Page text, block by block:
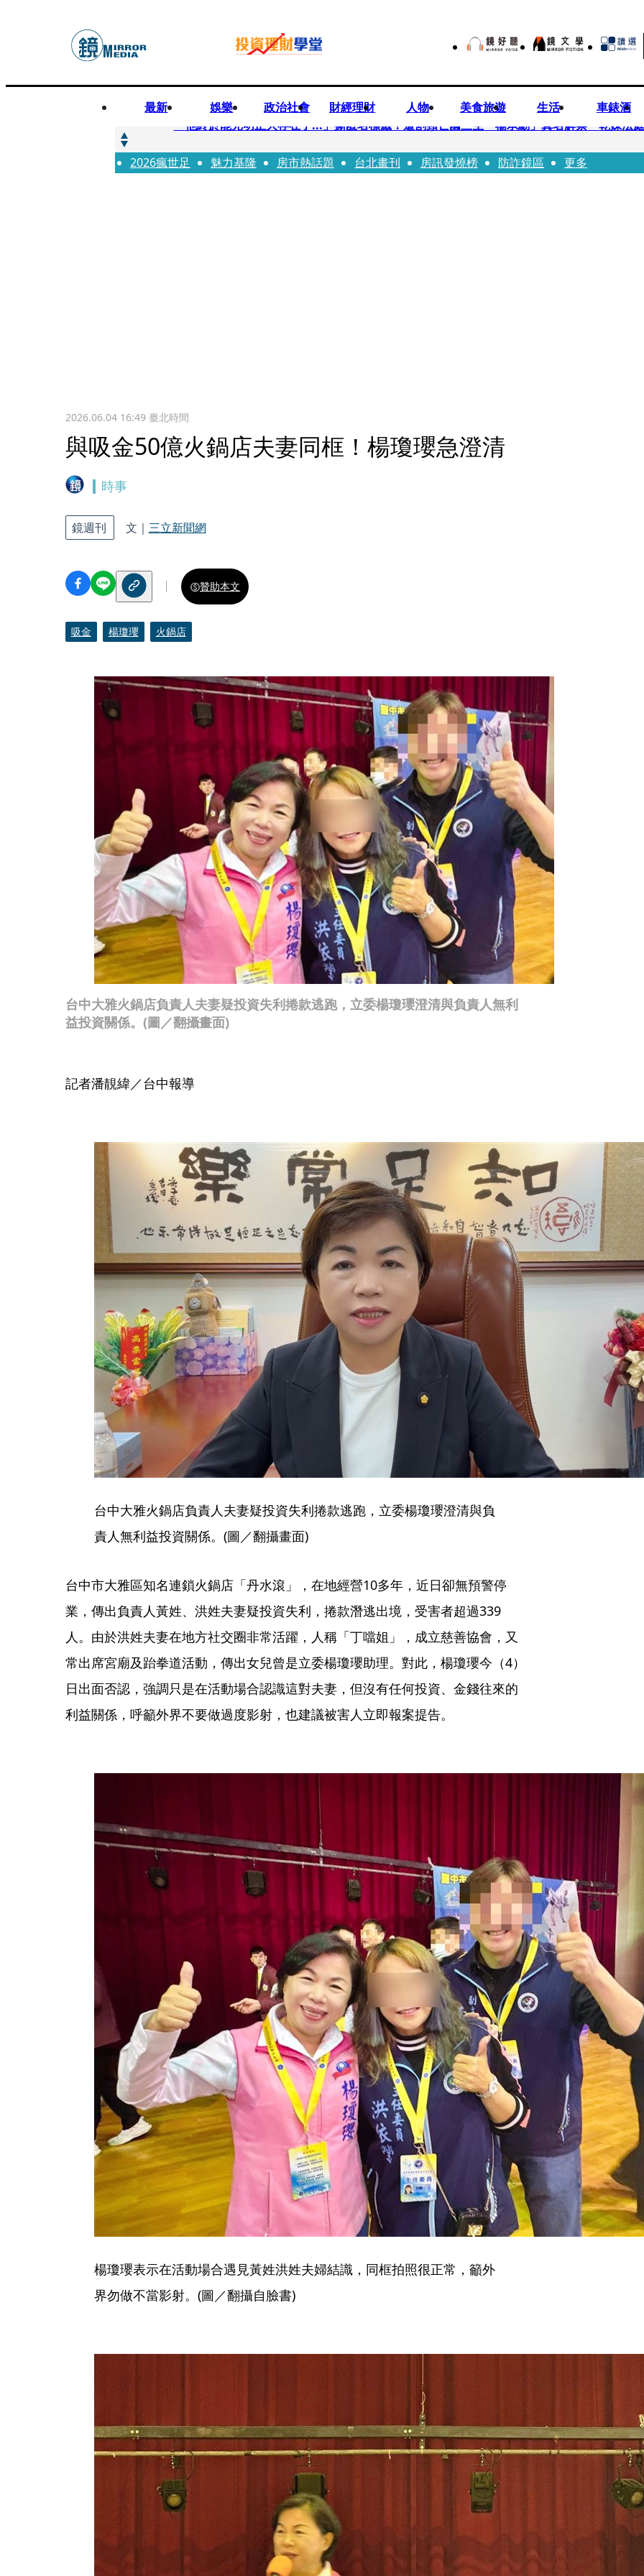
最新 娛樂 政治社會 財經理財 人物 美食旅遊 生活 車錶酒
快訊
「他終於能光明正大存在了...」撕匿名標籤！遭割頸亡國三生「楊承勳」真名解禁 乾妹法
快訊
12歲女兒天天幫化妝 孫儷有個專屬化妝師還讚媽媽底子好
2026瘋世足 魅力基隆 房市熱話題 台北畫刊 房訊發燒榜 防詐鏡區 更多
2026.06.04 16:49臺北時間
與吸金50億火鍋店夫妻同框！楊瓊瓔急澄清
時事
台中大雅火鍋店負責人夫妻疑投資失利捲款逃跑，立委楊瓊瓔澄清與負責人無利
益投資關係。(圖／翻攝畫面)
鏡週刊 文｜ 三立新聞網
贊助本文
吸金 楊瓊瓔 火鍋店
記者潘靚緯／台中報導
台中大雅火鍋店負責人夫妻疑投資失利捲款逃跑，立委楊瓊瓔澄清與負
責人無利益投資關係。(圖／翻攝畫面)
台中市大雅區知名連鎖火鍋店「丹水滾」，在地經營10多年，近日卻無預警停
業，傳出負責人黃姓、洪姓夫妻疑投資失利，捲款潛逃出境，受害者超過339
人。由於洪姓夫妻在地方社交圈非常活躍，人稱「丁噹姐」，成立慈善協會，又
常出席宮廟及跆拳道活動，傳出女兒曾是立委楊瓊瓔助理。對此，楊瓊瓔今（4）
日出面否認，強調只是在活動場合認識這對夫妻，但沒有任何投資、金錢往來的
利益關係，呼籲外界不要做過度影射，也建議被害人立即報案提告。
楊瓊瓔表示在活動場合遇見黃姓洪姓夫婦結識，同框拍照很正常，籲外
界勿做不當影射。(圖／翻攝自臉書)